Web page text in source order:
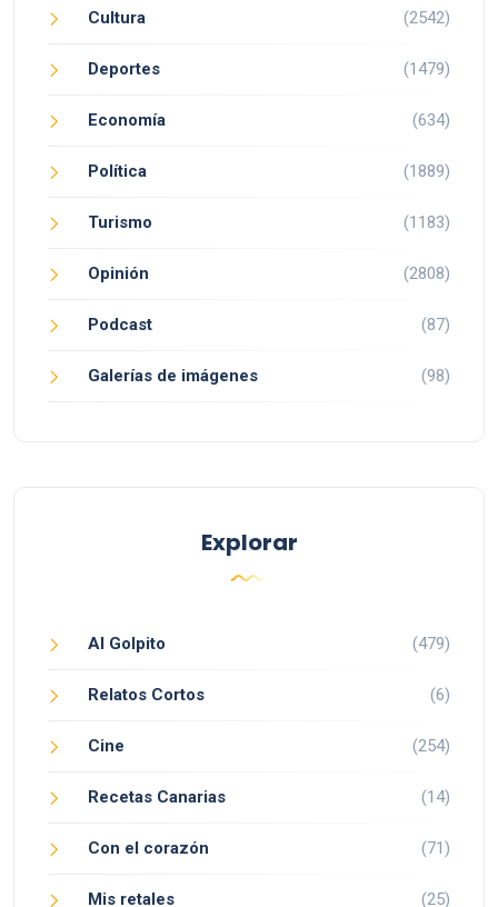
Cultura (2542)
Deportes (1479)
Economía (634)
Política (1889)
Turismo (1183)
Opinión (2808)
Podcast (87)
Galerías de imágenes (98)
Explorar
Al Golpito (479)
Relatos Cortos (6)
Cine (254)
Recetas Canarias (14)
Con el corazón (71)
Mis retales (25)